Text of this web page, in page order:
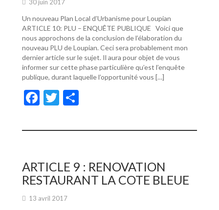
30 juin 2017
Un nouveau Plan Local d’Urbanisme pour Loupian
ARTICLE 10: PLU – ENQUÊTE PUBLIQUE Voici que
nous approchons de la conclusion de l’élaboration du
nouveau PLU de Loupian. Ceci sera probablement mon
dernier article sur le sujet. Il aura pour objet de vous
informer sur cette phase particulière qu’est l’enquête
publique, durant laquelle l’opportunité vous […]
F
e
o
o
k
T
itt ta
er
ARTICLE 9 : RENOVATION
RESTAURANT LA COTE BLEUE
13 avril 2017